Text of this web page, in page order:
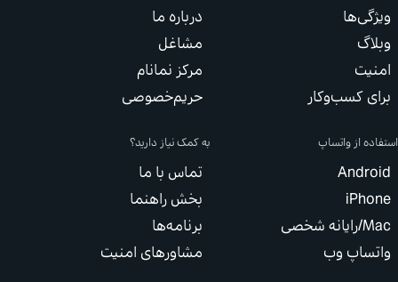
کسب‌وکار
درباره ما
مشاغل
مرکز نمانام
حریم‌خصوصی
از واتساپ
وب
به کمک نیاز دارید؟
تماس با ما
بخش راهنما
برنامه‌ها
مشاورهای امنیت